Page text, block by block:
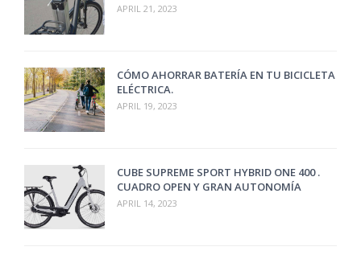
APRIL 21, 2023
CÓMO AHORRAR BATERÍA EN TU BICICLETA
ELÉCTRICA.
APRIL 19, 2023
CUBE SUPREME SPORT HYBRID ONE 400 .
CUADRO OPEN Y GRAN AUTONOMÍA
APRIL 14, 2023